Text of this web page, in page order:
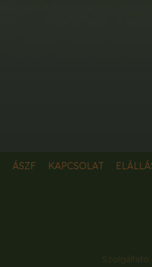
ÁSZF KAPCSOLAT
Szolgáltató: